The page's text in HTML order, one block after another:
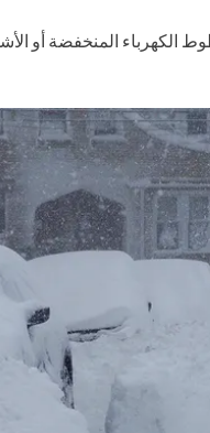
الكهرباء المنخفضة أو